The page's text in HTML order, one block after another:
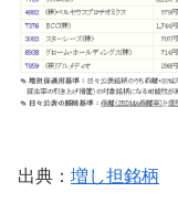
出典： 増し担銘柄